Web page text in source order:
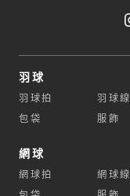
羽球
羽球拍 羽球線
包袋
服飾
網球
網球拍 網球線